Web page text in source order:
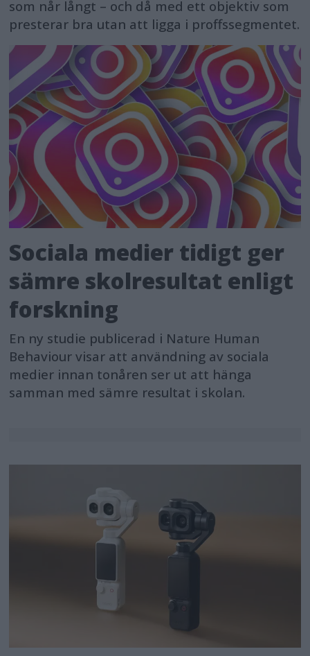
som når långt – och då med ett objektiv som
presterar bra utan att ligga i proffssegmentet.
Sociala medier tidigt ger
sämre skolresultat enligt
forskning
En ny studie publicerad i Nature Human
Behaviour visar att användning av sociala
medier innan tonåren ser ut att hänga
samman med sämre resultat i skolan.